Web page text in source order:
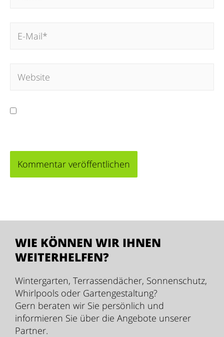
WIE KÖNNEN WIR IHNEN
WEITERHELFEN?
Wintergarten, Terrassendächer, Sonnenschutz,
Whirlpools oder Gartengestaltung?
Gern beraten wir Sie persönlich und
informieren Sie über die Angebote unserer
Partner.